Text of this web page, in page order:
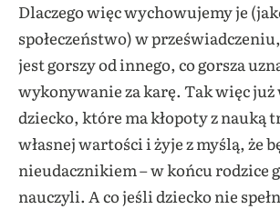
Dlaczego więc wychowujemy je
społeczeństwo) w
jest gorszy od innego, co gorsza
wykonywanie za karę. Tak więc już
dziecko, które ma kłopoty z nauką
własnej wartości i żyje z myślą, że
nieudacznikiem – w końcu rodzice
nauczyli. A co jeśli dziecko nie